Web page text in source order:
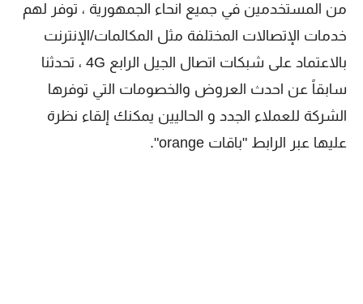
من المستخدمين في جميع انحاء الجمهورية ، توفر لهم
خدمات الإتصالات المختلفة مثل المكالمات/الإنترنت
بالاعتماد على شبكات اتصال الجيل الرابع 4G ، تحدثنا
سابقاً عن احدث العروض والخصومات التي توفرها
الشركة للعملاء الجدد و الحاليين يمكنك إلقاء نظرة
عليها عبر الرابط "باقات orange".